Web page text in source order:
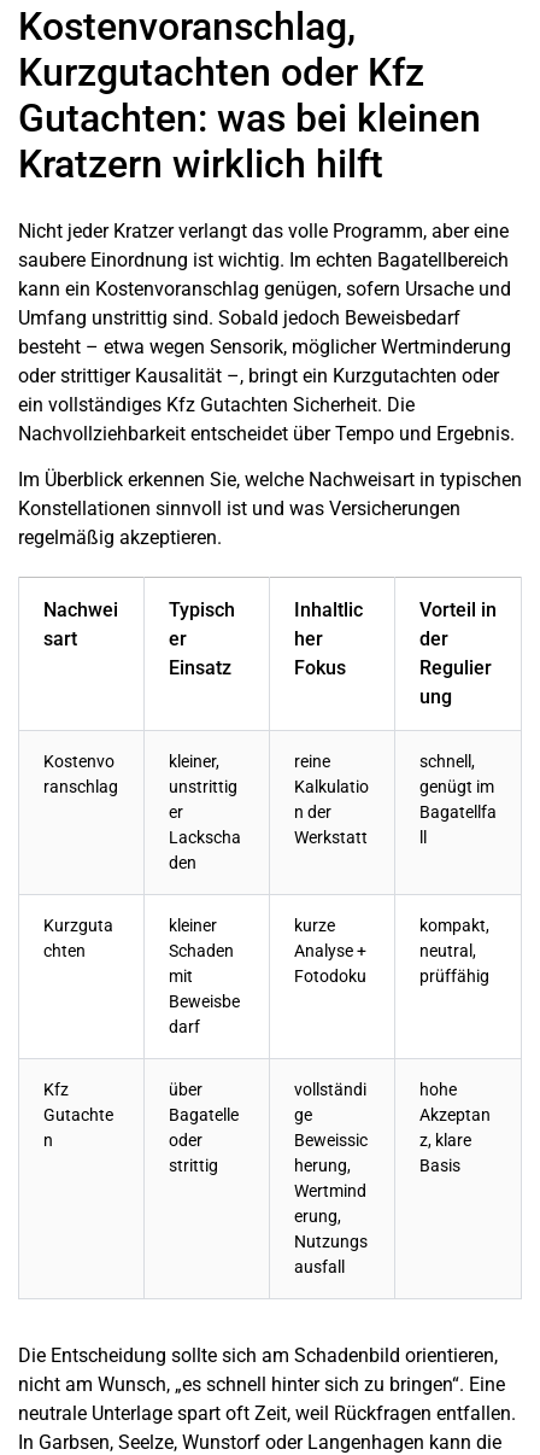
Kostenvoranschlag,
Kurzgutachten oder Kfz
Gutachten: was bei kleinen
Kratzern wirklich hilft
Nicht jeder Kratzer verlangt das volle Programm, aber eine
saubere Einordnung ist wichtig. Im echten Bagatellbereich
kann ein Kostenvoranschlag genügen, sofern Ursache und
Umfang unstrittig sind. Sobald jedoch Beweisbedarf
besteht – etwa wegen Sensorik, möglicherWertminderung
oder strittiger Kausalität –, bringt ein Kurzgutachten oder
ein vollständiges Kfz Gutachten Sicherheit. Die
Nachvollziehbarkeit entscheidet über Tempo und Ergebnis.
Im Überblick erkennen Sie, welche Nachweisart in typischen
Konstellationen sinnvoll ist und was Versicherungen
regelmäßig akzeptieren.
Nachwei
sart
Typisch
er
Einsatz
Inhaltlic
her
Fokus
Vorteil in
der
Regulier
ung
Kostenvo
ranschlag
kleiner,
unstrittig
er
Lackscha
den
reine
Kalkulatio
n der
Werkstatt
schnell,
genügt im
Bagatellfa
Kurzguta
chten
kleiner
Schaden
mit
Beweisbe
darf
kurze
Analyse +
Fotodoku
kompakt,
neutral,
prüffähig
Kfz
Gutachte
n
über
Bagatelle
oder
strittig
vollständi
ge
Beweissic
herung,
Wertmind
erung,
Nutzungs
ausfall
hohe
Akzeptan
z, klare
Basis
Die Entscheidung sollte sich am Schadenbild orientieren,
nicht am Wunsch, „es schnell hinter sich zu bringen“. Eine
neutrale Unterlage spart oft Zeit, weil Rückfragen entfallen.
In Garbsen, Seelze, Wunstorf oder Langenhagen kann die